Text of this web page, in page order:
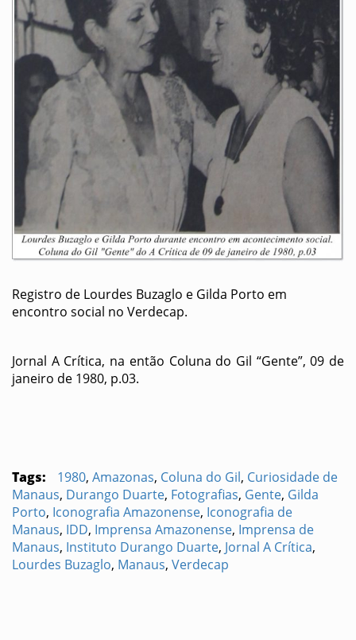
Registro de Lourdes Buzaglo e Gilda Porto em
encontro social no Verdecap.
Jornal A Crítica, na então Coluna do Gil “Gente”, 09 de
janeiro de 1980, p.03.
Tags: 1980, Amazonas, Coluna do Gil, Curiosidade de
Manaus, Durango Duarte, Fotografias, Gente, Gilda
Porto, Iconografia Amazonense, Iconografia de
Manaus, IDD, Imprensa Amazonense, Imprensa de
Manaus, Instituto Durango Duarte, Jornal A Crítica,
Lourdes Buzaglo, Manaus, Verdecap